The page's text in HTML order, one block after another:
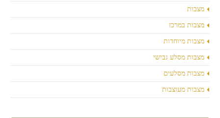
מצבות
מצבות במרכז
מצבות מיוחדות
מצבות מסלע גבישי
מצבות מסלעים
מצבות מעוצבות